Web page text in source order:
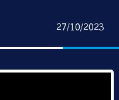
27/10/2023